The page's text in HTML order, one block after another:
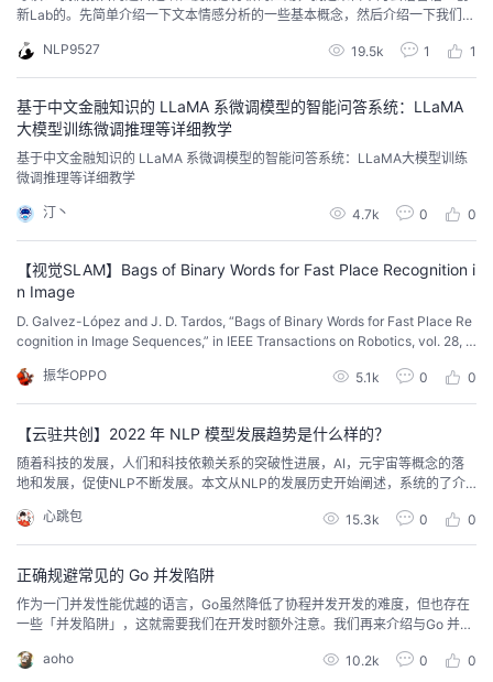
的
博
客
我
的
论
坛
我
的
圈
子
我
的
直
播
我
的
活
动
我
的
关
我
的
开
发
者
学
我
的
Programs
我
的
支
持
新Lab的。先简单介绍一下文本情感分析的一些基本概念，然后介绍一下我们在
观点四元组的挖掘，最后再做一个总结和未来的展望。
NLP9527 19.5k 1 1
基于中文金融知识的 LLaMA 系微调模型的智能问答系统：LLaMA
大模型训练微调推理等详细教学
基于中文金融知识的 LLaMA 系微调模型的智能问答系统：LLaMA大模型训练
微调推理等详细教学
汀丶 4.7k 0 0
【视觉SLAM】Bags of Binary Words for Fast Place Recognition i
n Image
D. Galvez-López and J. D. Tardos, “Bags of Binary Words for Fast Place Re
cognition in Image Sequences,” in IEEE Transactions on Robotics, vol. 28, n
振华OPPO
5.1k 0 0
【云驻共创】2022 年 NLP 模型发展趋势是什么样的？
随着科技的发展，人们和科技依赖关系的突破性进展，AI，元宇宙等概念的落
地和发展，促使NLP不断发展。本文从NLP的发展历史开始阐述，系统的了介
心跳包
15.3k 0 0
正确规避常见的 Go 并发陷阱
作为一门并发性能优越的语言，Go虽然降低了协程并发开发的难度，但也存在
一些「并发陷阱」，这就需要我们在开发时额外注意。我们再来介绍与Go 并发
首先是循环并发时闭包传递参数的问题，如下错误例子所示：func main() {fo
aoho 10.2k 0 0